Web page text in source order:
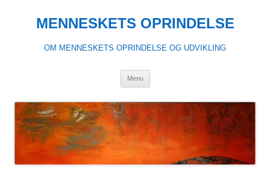
indholdMENNESKETS OPRINDELSE
OM MENNESKETS OPRINDELSE OG UDVIKLING
Menu